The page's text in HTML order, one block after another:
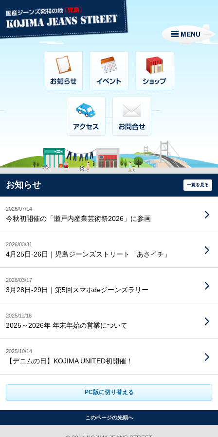
お知らせ 一覧を見る
2026/07/14
今秋初開催の「瀬戸内産業芸術祭2026」に参画
2026/03/31
4月25日-26日｜児島ジーンズストリート「あさイチ」
2026/03/17
3月28日-29日｜第5回スマホdeジーンズラリー
2025/11/18
2025～2026年 年末年始の営業について
2025/10/14
【デニムの日】KOJIMA UNITED初開催！
PC版に切り替える
このページの先頭へ